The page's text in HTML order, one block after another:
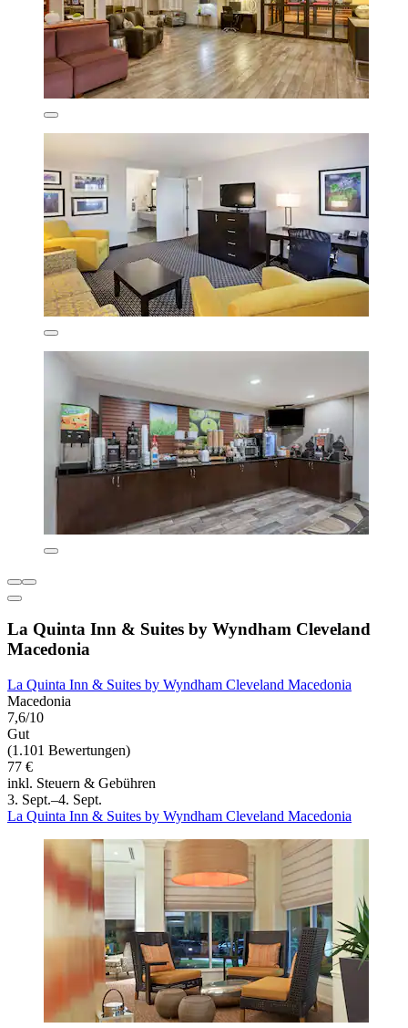
La Quinta Inn & Suites by Wyndham Cleveland
Macedonia
La Quinta Inn & Suites by Wyndham Cleveland Macedonia
Macedonia
7,6/10
Gut
(1.101 Bewertungen)
77 €
inkl. Steuern & Gebühren
3. Sept.–4. Sept.
La Quinta Inn & Suites by Wyndham Cleveland Macedonia